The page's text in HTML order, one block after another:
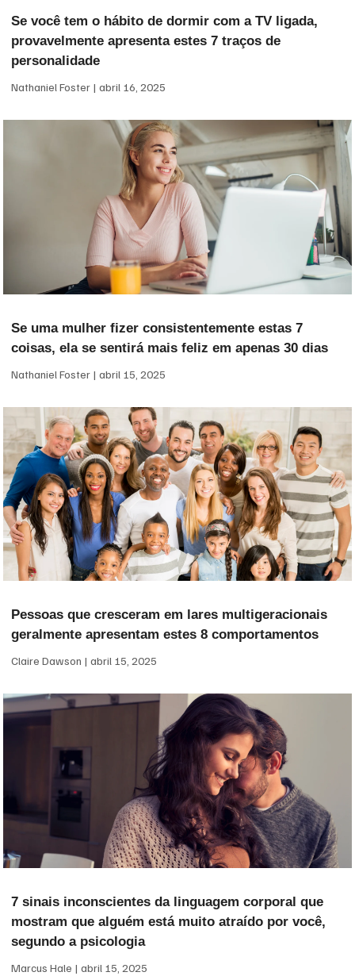
Se você tem o hábito de dormir com a TV ligada,
provavelmente apresenta estes 7 traços de
personalidade
Nathaniel Foster abril 16, 2025
Se uma mulher fizer consistentemente estas 7
coisas, ela se sentirá mais feliz em apenas 30 dias
Nathaniel Foster abril 15, 2025
Pessoas que cresceram em lares multigeracionais
geralmente apresentam estes 8 comportamentos
Claire Dawson abril 15, 2025
7 sinais inconscientes da linguagem corporal que
mostram que alguém está muito atraído por você,
segundo a psicologia
Marcus Hale abril 15, 2025